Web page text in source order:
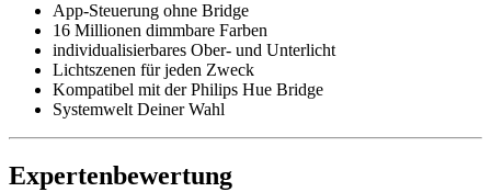
App-Steuerung ohne Bridge
16 Millionen dimmbare Farben
individualisierbares Ober- und Unterlicht
Lichtszenen für jeden Zweck
Kompatibel mit der Philips Hue Bridge
Systemwelt Deiner Wahl
Expertenbewertung